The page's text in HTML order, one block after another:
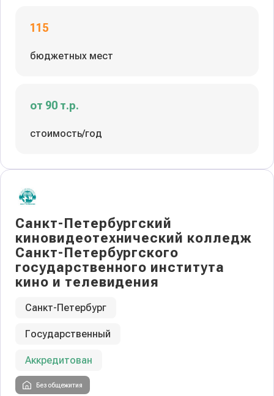
115
бюджетных мест
от 90 т.р.
стоимость/год
Санкт-Петербургский
киновидеотехнический колледж
Санкт-Петербургского
государственного института
кино и телевидения
Санкт-Петербург
Государственный
Аккредитован
Без общежития